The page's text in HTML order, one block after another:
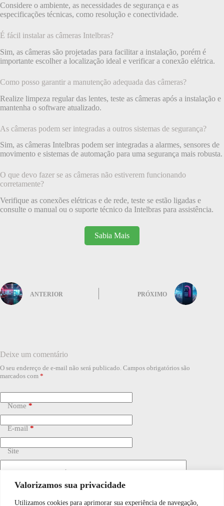
Valorizamos sua privacidade
Utilizamos cookies para aprimorar sua experiência de navegação,
Considere o ambiente, as necessidades de segurança e as
especificações técnicas, como resolução e conectividade.
É fácil instalar as câmeras Intelbras?
Sim, as câmeras são projetadas para facilitar a instalação, porém é
importante escolher a localização ideal e verificar a conexão elétrica.
Como posso garantir a manutenção adequada das câmeras?
Realize limpeza regular das lentes, teste as câmeras após a instalação e
mantenha o software atualizado.
As câmeras podem ser integradas a outros sistemas de segurança?
Sim, as câmeras Intelbras podem ser integradas a alarmes, sensores de
movimento e sistemas de automação para uma segurança mais robusta.
O que devo fazer se as câmeras não estiverem funcionando
corretamente?
Verifique as conexões elétricas e de rede, teste se estão ligadas e
consulte o manual ou o suporte técnico da Intelbras para assistência.
Sabia Mais
ANTERIOR PRÓXIMO
Deixe um comentário
O seu endereço de e-mail não será publicado. Campos obrigatórios são
marcados com *
Nome *
E-mail *
Site
Adicionar comentário